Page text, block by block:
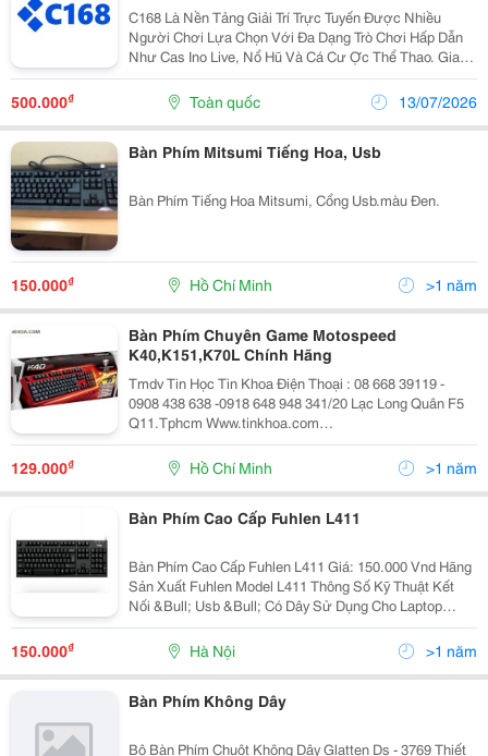
C168 Là Nền Tảng Giải Trí Trực Tuyến Được Nhiều
Người Chơi Lựa Chọn Với Đa Dạng Trò Chơi Hấp Dẫn
Như Cas Ino Live, Nổ Hũ Và Cá Cư Ợc Thể Thao. Giao
Diện Hiện Đại, Dễ Sử Dụng Giúp Người Dùng Thao Tác
Thuận Tiện Trên Cả Điện Thoại Và Máy Tính. Hệ
Thống...
500.000₫ Toàn quốc 13/07/2026
Bàn Phím Mitsumi Tiếng Hoa, Usb
Bàn Phím Tiếng Hoa Mitsumi, Cổng Usb.màu Đen.
150.000₫ Hồ Chí Minh >1 năm
Bàn Phím Chuyên Game Motospeed
K40,K151,K70L Chính Hãng
Tmdv Tin Học Tin Khoa Điện Thoại : 08 668 39119 -
0908 438 638 -0918 648 948 341/20 Lạc Long Quân F5
Q11.Tphcm Www.tinkhoa.com
Https://Www.facebook.com/Tinkhoa.tinhoc I) Bàn Phím
Motospeed K40 Đen Giá: 175.000 Vnđ Bh:12
129.000₫ Hồ Chí Minh >1 năm
Bàn Phím Cao Cấp Fuhlen L411
Bàn Phím Cao Cấp Fuhlen L411 Giá: 150.000 Vnd Hãng
Sản Xuất Fuhlen Model L411 Thông Số Kỹ Thuật Kết
Nối &Bull; Usb &Bull; Có Dây Sử Dụng Cho Laptop
&Amp; Desktop Pc Tính Năng &Bull; Không Thấm
Nước Ngôn Ngữ Sử Dụng &Bull; Tiếng Anh Màu Sắc
&Bull; Đe
150.000₫ Hà Nội >1 năm
Bàn Phím Không Dây
Bộ Bàn Phím Chuột Không Dây Glatten Ds - 3769 Thiết